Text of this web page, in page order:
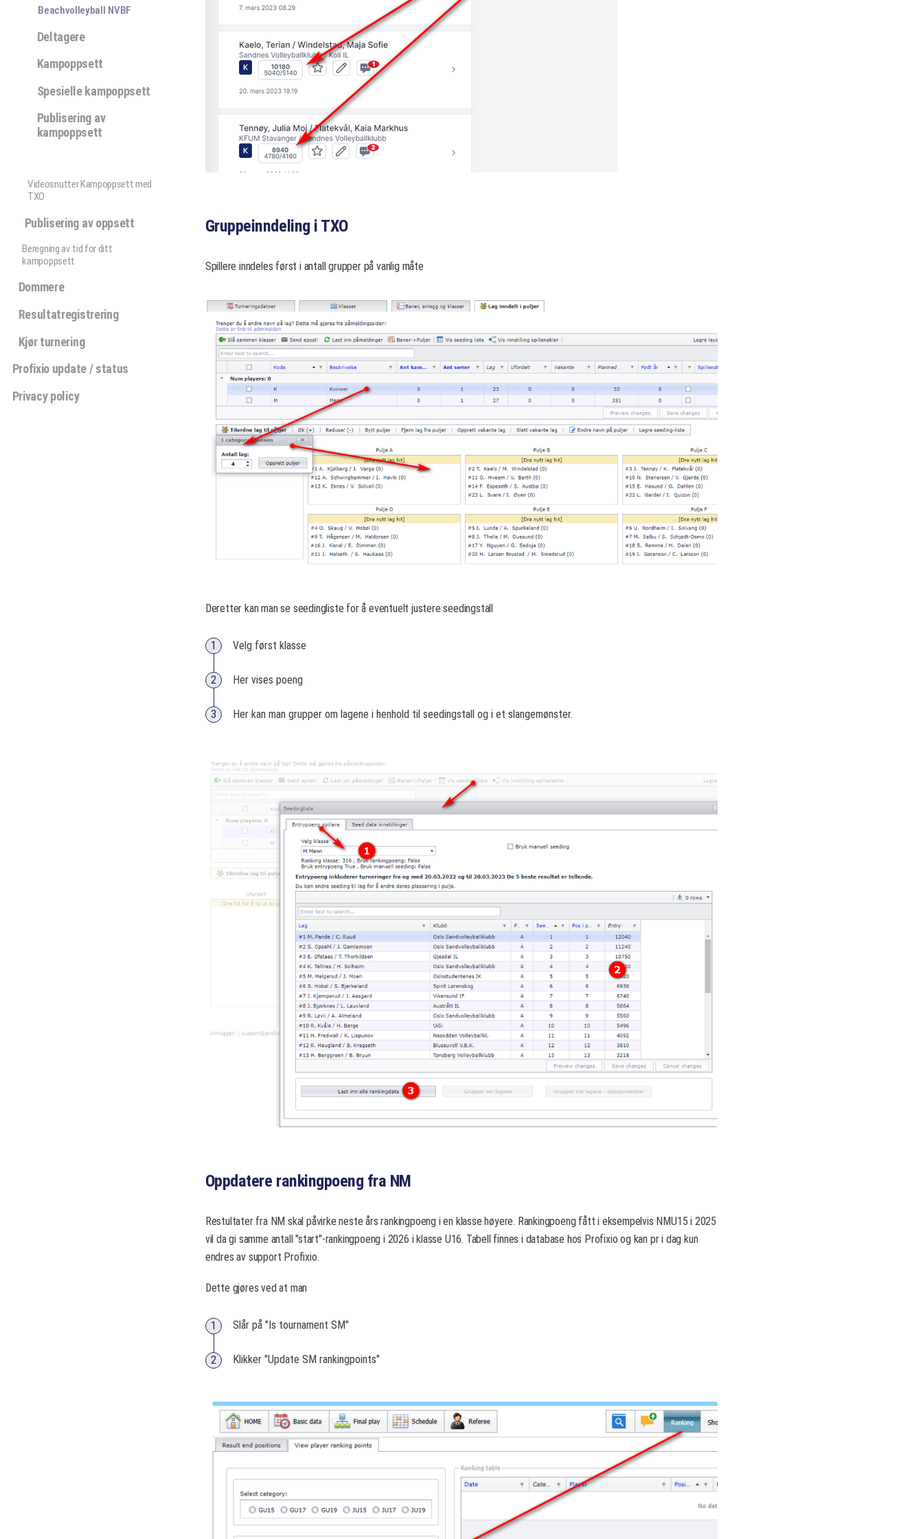
Beachvolleyball NVBF
Deltagere
Kampoppsett
Spesielle kampoppsett
Publisering av
kampoppsett
Videosnutter Kampoppsett med
TXO
Publisering av oppsett
Beregning av tid for ditt
kampoppsett
Dommere
Resultatregistrering
Kjør turnering
Profixio update / status
Privacy policy
Gruppeinndeling i TXO
Spillere inndeles først i antall grupper på vanlig måte
Deretter kan man se seedingliste for å eventuelt justere seedingstall
Velg først klasse
Her vises poeng
Her kan man grupper om lagene i henhold til seedingstall og i et slangemønster.
Oppdatere rankingpoeng fra NM
Restultater fra NM skal påvirke neste års rankingpoeng i en klasse høyere. Rankingpoeng fått i eksempelvis NMU15 i 2025
vil da gi samme antall "start"-rankingpoeng i 2026 i klasse U16. Tabell finnes i database hos Profixio og kan pr i dag kun
endres av support Profixio.
Dette gjøres ved at man
Slår på "Is tournament SM"
Klikker "Update SM rankingpoints"